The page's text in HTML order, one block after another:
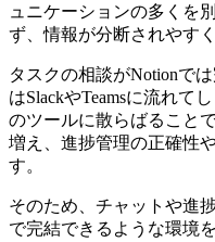
ュニケーションの多くを
ず、情報が分断されやす
タスクの相談がNotionで
はSlackやTeamsに流れて
のツールに散らばること
増え、進捗管理の正確性
す。
そのため、チャットや進
で完結できるような環境